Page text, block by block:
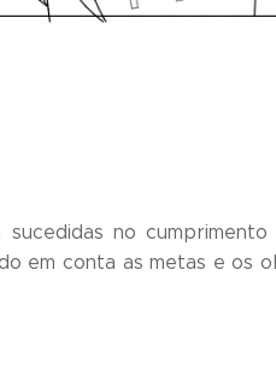
no
em conta as metas e os